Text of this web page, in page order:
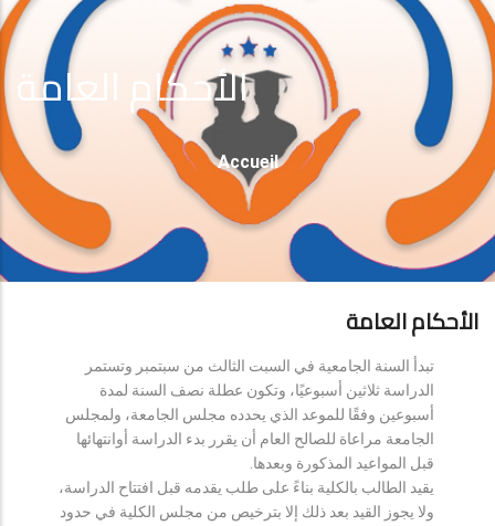
الأحكام العامة
Fil
D'Ariane
Accueil
الأحكام العامة
تبدأ السنة الجامعية في السبت الثالث من سبتمبر وتستمر
الدراسة ثلاثين أسبوعيًا، وتكون عطلة نصف السنة لمدة
أسبوعين وفقًا للموعد الذي يحدده مجلس الجامعة، ولمجلس
الجامعة مراعاة للصالح العام أن يقرر بدء الدراسة أوانتهائها
قبل المواعيد المذكورة وبعدها.
يقيد الطالب بالكلية بناءً على طلب يقدمه قبل افتتاح الدراسة،
ولا يجوز القيد بعد ذلك إلا بترخيص من مجلس الكلية في حدود